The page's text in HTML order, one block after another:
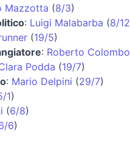
Mazzotta (8/3)
: Luigi Malabarba (8/12
(19/5)
: Roberto Colombo
Podda (19/7)
: Mario Delpini (29/7)
1)
(6/8)
6)